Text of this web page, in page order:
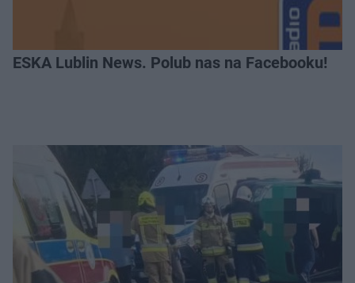
ESKA Lublin News. Polub nas na Facebooku!